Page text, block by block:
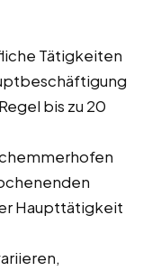
Tätigkeiten
bis zu 20
Haupttätigkeit